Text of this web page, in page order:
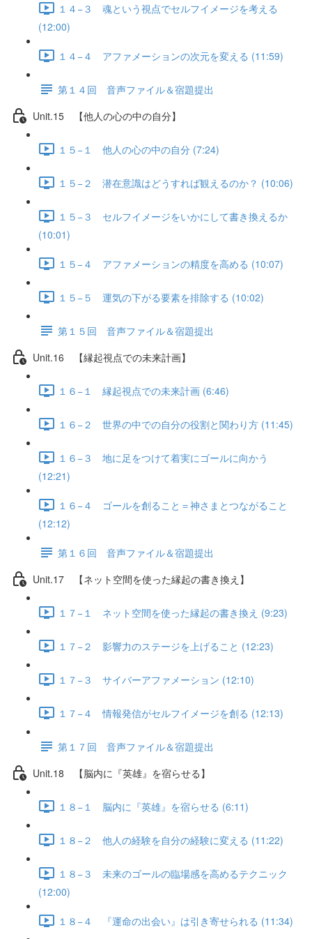
１４−３ 魂という視点でセルフイメージを考える
(12:00)
１４−４ アファメーションの次元を変える (11:59)
第１４回 音声ファイル＆宿題提出
Unit.15 【他人の心の中の自分】
１５−１ 他人の心の中の自分 (7:24)
１５−２ 潜在意識はどうすれば観えるのか？ (10:06)
１５−３ セルフイメージをいかにして書き換えるか
(10:01)
１５−４ アファメーションの精度を高める (10:07)
１５−５ 運気の下がる要素を排除する (10:02)
第１５回 音声ファイル＆宿題提出
Unit.16 【縁起視点での未来計画】
１６−１ 縁起視点での未来計画 (6:46)
１６−２ 世界の中での自分の役割と関わり方 (11:45)
１６−３ 地に足をつけて着実にゴールに向かう
(12:21)
１６−４ ゴールを創ること＝神さまとつながること
(12:12)
第１６回 音声ファイル＆宿題提出
Unit.17 【ネット空間を使った縁起の書き換え】
１７−１ ネット空間を使った縁起の書き換え (9:23)
１７−２ 影響力のステージを上げること (12:23)
１７−３ サイバーアファメーション (12:10)
１７−４ 情報発信がセルフイメージを創る (12:13)
第１７回 音声ファイル＆宿題提出
Unit.18 【脳内に『英雄』を宿らせる】
１８−１ 脳内に『英雄』を宿らせる (6:11)
１８−２ 他人の経験を自分の経験に変える (11:22)
１８−３ 未来のゴールの臨場感を高めるテクニック
(12:00)
１８−４ 『運命の出会い』は引き寄せられる (11:34)